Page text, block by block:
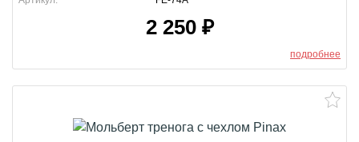
2 250 ₽
подробнее